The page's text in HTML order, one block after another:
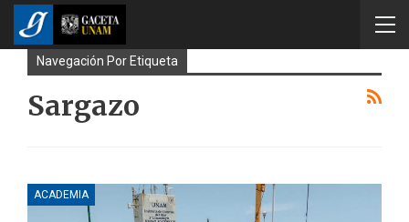
Navegación Por Etiqueta
Sargazo
ACADEMIA